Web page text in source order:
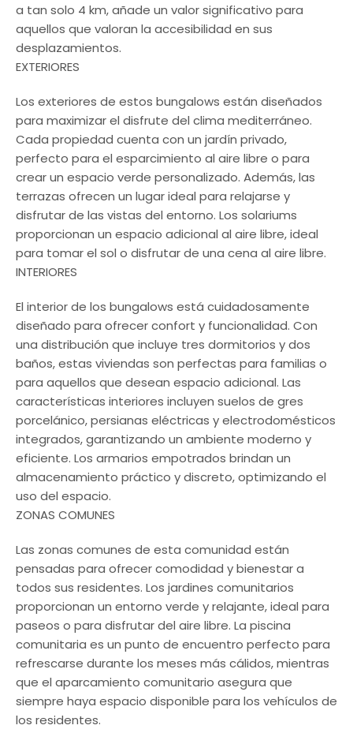
a tan solo 4 km, añade un valor significativo para
aquellos que valoran la accesibilidad en sus
desplazamientos.
EXTERIORES
Los exteriores de estos bungalows están diseñados
para maximizar el disfrute del clima mediterráneo.
Cada propiedad cuenta con un jardín privado,
perfecto para el esparcimiento al aire libre o para
crear un espacio verde personalizado. Además, las
terrazas ofrecen un lugar ideal para relajarse y
disfrutar de las vistas del entorno. Los solariums
proporcionan un espacio adicional al aire libre, ideal
para tomar el sol o disfrutar de una cena al aire libre.
INTERIORES
El interior de los bungalows está cuidadosamente
diseñado para ofrecer confort y funcionalidad. Con
una distribución que incluye tres dormitorios y dos
baños, estas viviendas son perfectas para familias o
para aquellos que desean espacio adicional. Las
características interiores incluyen suelos de gres
porcelánico, persianas eléctricas y electrodomésticos
integrados, garantizando un ambiente moderno y
eficiente. Los armarios empotrados brindan un
almacenamiento práctico y discreto, optimizando el
uso del espacio.
ZONAS COMUNES
Las zonas comunes de esta comunidad están
pensadas para ofrecer comodidad y bienestar a
todos sus residentes. Los jardines comunitarios
proporcionan un entorno verde y relajante, ideal para
paseos o para disfrutar del aire libre. La piscina
comunitaria es un punto de encuentro perfecto para
refrescarse durante los meses más cálidos, mientras
que el aparcamiento comunitario asegura que
siempre haya espacio disponible para los vehículos de
los residentes.